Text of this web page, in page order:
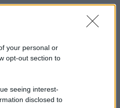
your personal or
opt-out section to
seeing interest-
disclosed to